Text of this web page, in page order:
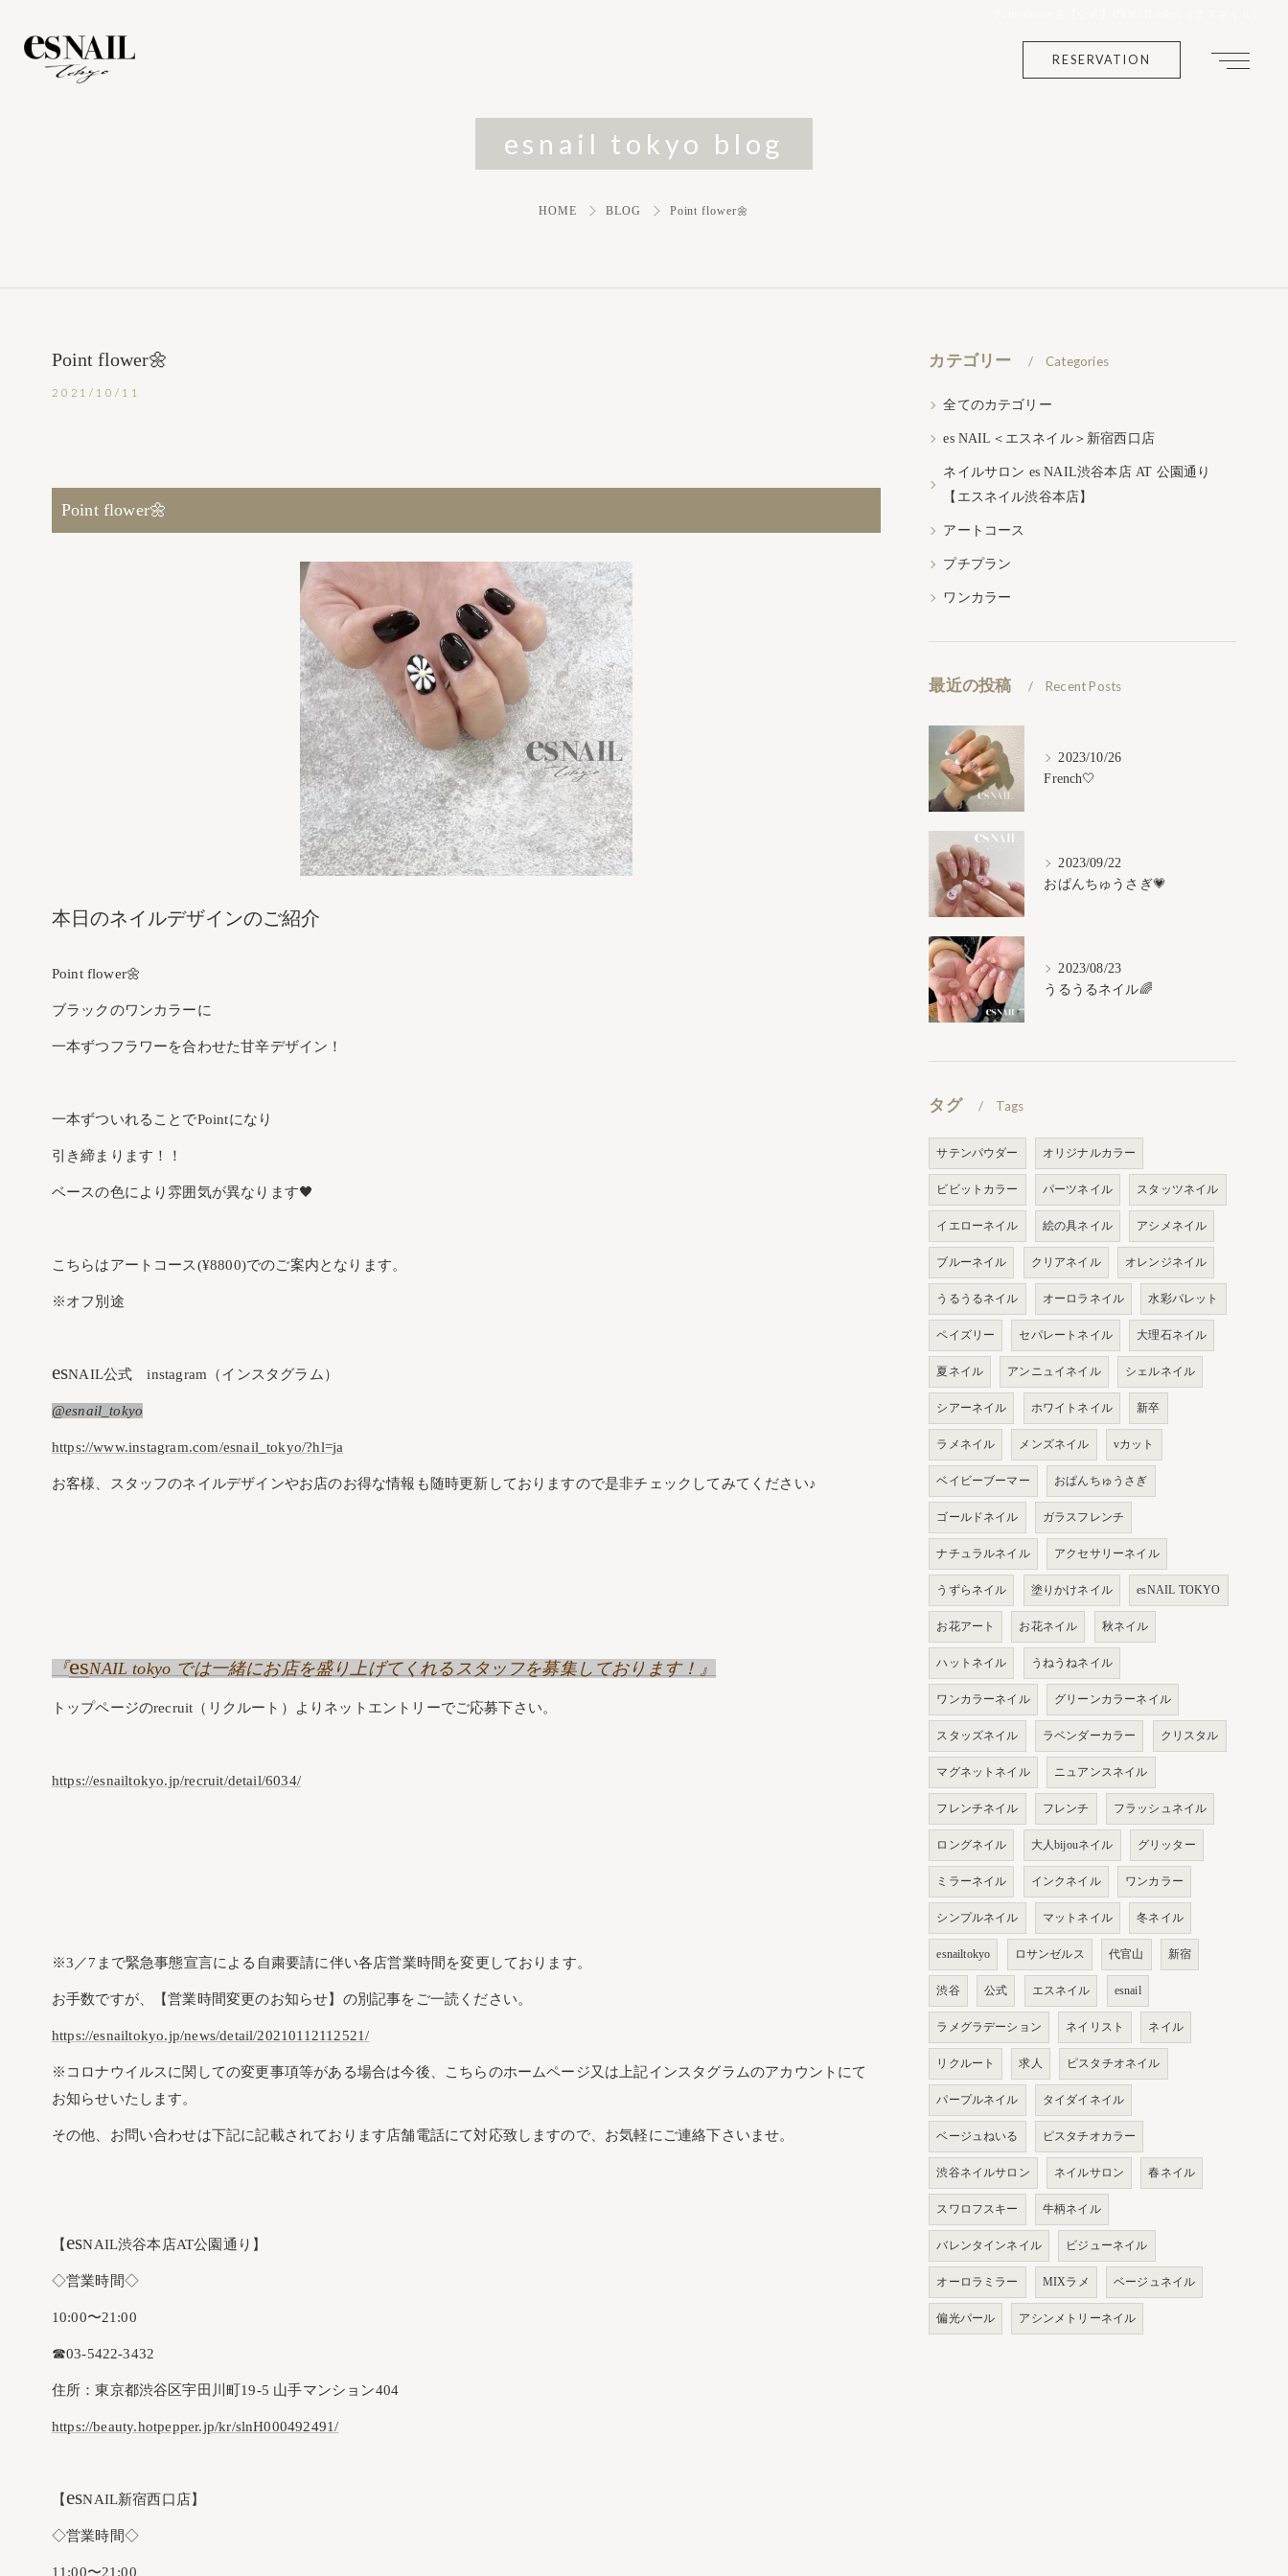
RESERVATION
esnail tokyo blog
HOME BLOG Point flower🌼
Point flower🌼
2021/10/11
Point flower🌼
本日のネイルデザインのご紹介
Point flower🌼
ブラックのワンカラーに
一本ずつフラワーを合わせた甘辛デザイン！
一本ずついれることでPointになり
引き締まります！！
ベースの色により雰囲気が異なります🖤
こちらはアートコース(¥8800)でのご案内となります。
※オフ別途
esNAIL公式 instagram（インスタグラム）
@esnail_tokyo
https://www.instagram.com/esnail_tokyo/?hl=ja
お客様、スタッフのネイルデザインやお店のお得な情報も随時更新しておりますので是非チェックしてみてください♪
『esNAIL tokyo では一緒にお店を盛り上げてくれるスタッフを募集しております！』
トップページのrecruit（リクルート）よりネットエントリーでご応募下さい。
https://esnailtokyo.jp/recruit/detail/6034/
※3／7まで緊急事態宣言による自粛要請に伴い各店営業時間を変更しております。
お手数ですが、【営業時間変更のお知らせ】の別記事をご一読ください。
https://esnailtokyo.jp/news/detail/20210112112521/
※コロナウイルスに関しての変更事項等がある場合は今後、こちらのホームページ又は上記インスタグラムのアカウントにて
お知らせいたします。
その他、お問い合わせは下記に記載されております店舗電話にて対応致しますので、お気軽にご連絡下さいませ。
【esNAIL渋谷本店AT公園通り】
◇営業時間◇
10:00〜21:00
☎︎03-5422-3432
住所：東京都渋谷区宇田川町19-5 山手マンション404
https://beauty.hotpepper.jp/kr/slnH000492491/
【esNAIL新宿西口店】
◇営業時間◇
11:00〜21:00
カテゴリー Categories
全てのカテゴリー
es NAIL＜エスネイル＞新宿西口店
ネイルサロン es NAIL渋谷本店 AT 公園通り
【エスネイル渋谷本店】
アートコース
プチプラン
ワンカラー
最近の投稿 Recent Posts
2023/10/26
French🤍
2023/09/22
おぱんちゅうさぎ💗
2023/08/23
うるうるネイル🌈
タグ Tags
サテンパウダー オリジナルカラー
ビビットカラー パーツネイル スタッツネイル
イエローネイル 絵の具ネイル アシメネイル
ブルーネイル クリアネイル オレンジネイル
うるうるネイル オーロラネイル 水彩パレット
ペイズリー セパレートネイル 大理石ネイル
夏ネイル アンニュイネイル シェルネイル
シアーネイル ホワイトネイル 新卒
ラメネイル メンズネイル vカット
ベイビーブーマー おぱんちゅうさぎ
ゴールドネイル ガラスフレンチ
ナチュラルネイル アクセサリーネイル
うずらネイル 塗りかけネイル esNAIL TOKYO
お花アート お花ネイル 秋ネイル
ハットネイル うねうねネイル
ワンカラーネイル グリーンカラーネイル
スタッズネイル ラベンダーカラー クリスタル
マグネットネイル ニュアンスネイル
フレンチネイル フレンチ フラッシュネイル
ロングネイル 大人bijouネイル グリッター
ミラーネイル インクネイル ワンカラー
シンプルネイル マットネイル 冬ネイル
esnailtokyo ロサンゼルス 代官山 新宿
渋谷 公式 エスネイル esnail
ラメグラデーション ネイリスト ネイル
リクルート 求人 ピスタチオネイル
パープルネイル タイダイネイル
ベージュねいる ピスタチオカラー
渋谷ネイルサロン ネイルサロン 春ネイル
スワロフスキー 牛柄ネイル
バレンタインネイル ビジューネイル
オーロラミラー MIXラメ ベージュネイル
偏光パール アシンメトリーネイル